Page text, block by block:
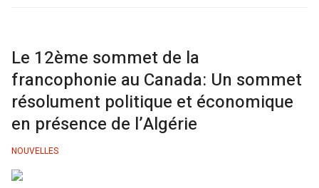
Le 12ème sommet de la
francophonie au Canada: Un sommet
résolument politique et économique
en présence de l’Algérie
NOUVELLES